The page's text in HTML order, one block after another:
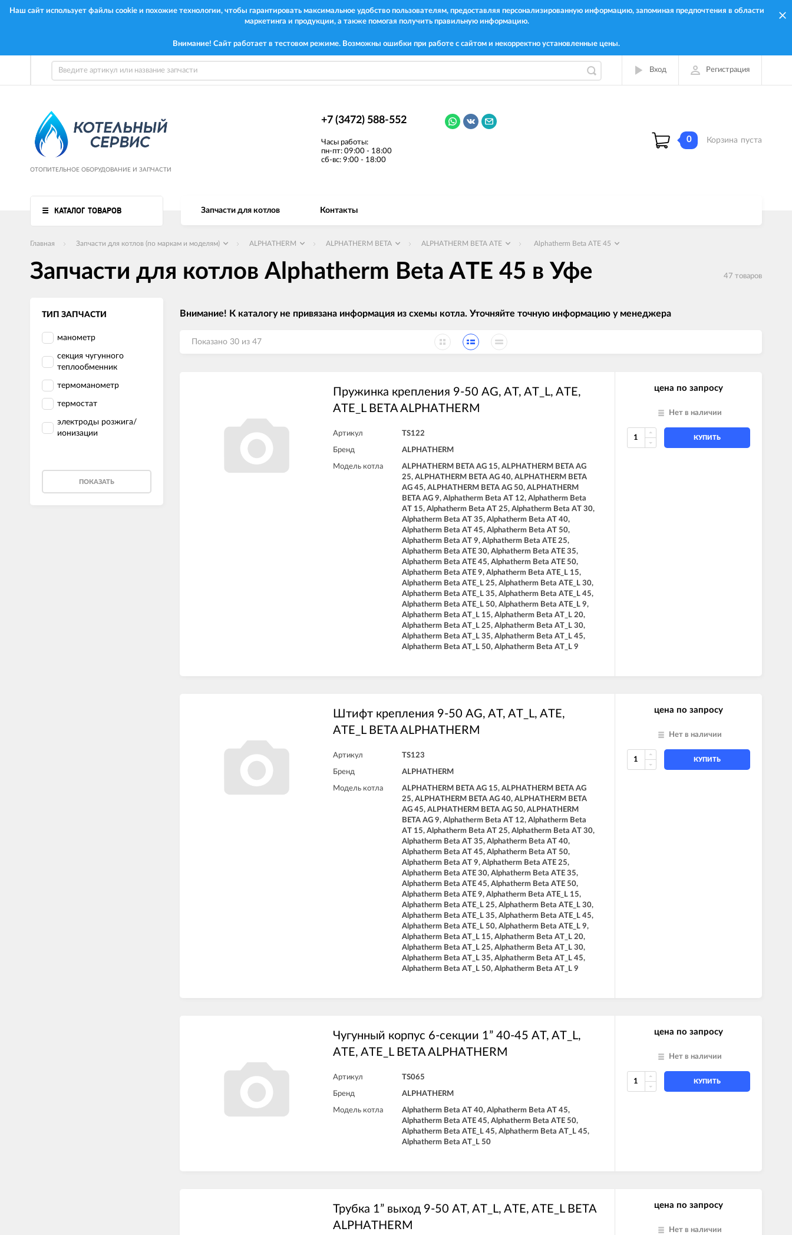
Наш сайт использует файлы cookie и похожие технологии, чтобы гарантировать максимальное удобство пользователям, предоставляя персонализированную информацию, запоминая предпочтения в области
маркетинга и продукции, а также помогая получить правильную информацию.
Внимание! Сайт работает в тестовом режиме. Возможны ошибки при работе с сайтом и некорректно установленные цены.
Вход Регистрация
ОТОПИТЕЛЬНОЕ ОБОРУДОВАНИЕ И ЗАПЧАСТИ
+7 (3472) 588-552
Часы работы:
пн-пт: 09:00 - 18:00
сб-вс: 9:00 - 18:00
0 Корзина пуста
КАТАЛОГ ТОВАРОВ Запчасти для котлов Контакты
Главная Запчасти для котлов (по маркам и моделям) ALPHATHERM ALPHATHERM BETA ALPHATHERM BETA ATE Alphatherm Beta ATE 45
Запчасти для котлов Alphatherm Beta ATE 45 в Уфе 47 товаров
ТИП ЗАПЧАСТИ
манометр
секция чугунного
теплообменник
термоманометр
термостат
электроды розжига/
ионизации
ПОКАЗАТЬ
Внимание! К каталогу не привязана информация из схемы котла. Уточняйте точную информацию у менеджера
Показано 30 из 47
Пружинка крепления 9-50 AG, AT, AT_L, ATE,
ATE_L BETA ALPHATHERM
Артикул TS122
Бренд ALPHATHERM
Модель котла
ALPHATHERM BETA AG 15, ALPHATHERM BETA AG
25, ALPHATHERM BETA AG 40, ALPHATHERM BETA
AG 45, ALPHATHERM BETA AG 50, ALPHATHERM
BETA AG 9, Alphatherm Beta AT 12, Alphatherm Beta
AT 15, Alphatherm Beta AT 25, Alphatherm Beta AT 30,
Alphatherm Beta AT 35, Alphatherm Beta AT 40,
Alphatherm Beta AT 45, Alphatherm Beta AT 50,
Alphatherm Beta AT 9, Alphatherm Beta ATE 25,
Alphatherm Beta ATE 30, Alphatherm Beta ATE 35,
Alphatherm Beta ATE 45, Alphatherm Beta ATE 50,
Alphatherm Beta ATE 9, Alphatherm Beta ATE_L 15,
Alphatherm Beta ATE_L 25, Alphatherm Beta ATE_L 30,
Alphatherm Beta ATE_L 35, Alphatherm Beta ATE_L 45,
Alphatherm Beta ATE_L 50, Alphatherm Beta ATE_L 9,
Alphatherm Beta AT_L 15, Alphatherm Beta AT_L 20,
Alphatherm Beta AT_L 25, Alphatherm Beta AT_L 30,
Alphatherm Beta AT_L 35, Alphatherm Beta AT_L 45,
Alphatherm Beta AT_L 50, Alphatherm Beta AT_L 9
цена по запросу
Нет в наличии
КУПИТЬ
Штифт крепления 9-50 AG, AT, AT_L, ATE,
ATE_L BETA ALPHATHERM
Артикул TS123
Бренд ALPHATHERM
Модель котла
ALPHATHERM BETA AG 15, ALPHATHERM BETA AG
25, ALPHATHERM BETA AG 40, ALPHATHERM BETA
AG 45, ALPHATHERM BETA AG 50, ALPHATHERM
BETA AG 9, Alphatherm Beta AT 12, Alphatherm Beta
AT 15, Alphatherm Beta AT 25, Alphatherm Beta AT 30,
Alphatherm Beta AT 35, Alphatherm Beta AT 40,
Alphatherm Beta AT 45, Alphatherm Beta AT 50,
Alphatherm Beta AT 9, Alphatherm Beta ATE 25,
Alphatherm Beta ATE 30, Alphatherm Beta ATE 35,
Alphatherm Beta ATE 45, Alphatherm Beta ATE 50,
Alphatherm Beta ATE 9, Alphatherm Beta ATE_L 15,
Alphatherm Beta ATE_L 25, Alphatherm Beta ATE_L 30,
Alphatherm Beta ATE_L 35, Alphatherm Beta ATE_L 45,
Alphatherm Beta ATE_L 50, Alphatherm Beta ATE_L 9,
Alphatherm Beta AT_L 15, Alphatherm Beta AT_L 20,
Alphatherm Beta AT_L 25, Alphatherm Beta AT_L 30,
Alphatherm Beta AT_L 35, Alphatherm Beta AT_L 45,
Alphatherm Beta AT_L 50, Alphatherm Beta AT_L 9
цена по запросу
Нет в наличии
КУПИТЬ
Чугунный корпус 6-секции 1” 40-45 AT, AT_L,
ATE, ATE_L BETA ALPHATHERM
Артикул TS065
Бренд ALPHATHERM
Модель котла
Alphatherm Beta AT 40, Alphatherm Beta AT 45,
Alphatherm Beta ATE 45, Alphatherm Beta ATE 50,
Alphatherm Beta ATE_L 45, Alphatherm Beta AT_L 45,
Alphatherm Beta AT_L 50
цена по запросу
Нет в наличии
КУПИТЬ
Трубка 1” выход 9-50 AT, AT_L, ATE, ATE_L BETA
ALPHATHERM
цена по запросу
Нет в наличии